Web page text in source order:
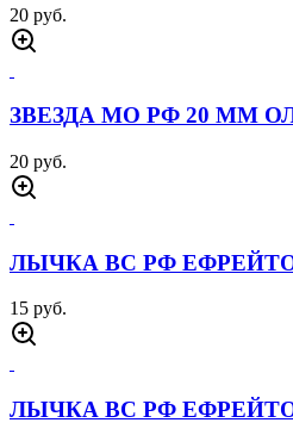
20 руб.
ЗВЕЗДА МО РФ 20 ММ
20 руб.
ЛЫЧКА ВС РФ
15 руб.
ЛЫЧКА ВС РФ